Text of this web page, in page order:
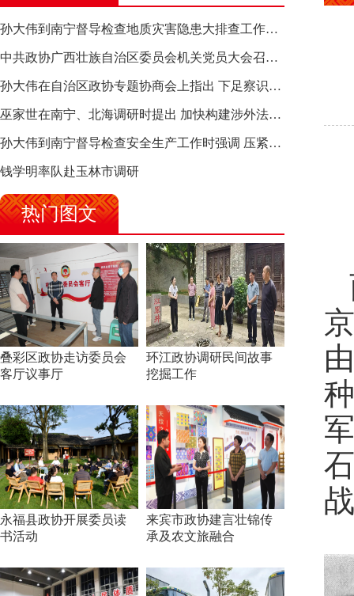
孙大伟到南宁督导检查地质灾害隐患大排查工作时强调 筑牢地质灾害安全防线 全力保障人民群众生命财产安全
中共政协广西壮族自治区委员会机关党员大会召开 选举产生新一届机关党委、机关纪委
孙大伟在自治区政协专题协商会上指出 下足察识谋督之功 恪尽服务大局之责 助推有色金属、关键金属产业高质量发展
巫家世在南宁、北海调研时提出 加快构建涉外法律供给集群 护航向海经济高质量发展
孙大伟到南宁督导检查安全生产工作时强调 压紧压实责任 狠抓隐患整治 坚决筑牢安全生产防线
钱学明率队赴玉林市调研
热门图文
叠彩区政协走访委员会
客厅议事厅
环江政协调研民间故事
挖掘工作
永福县政协开展委员读
书活动
来宾市政协建言壮锦传
承及农文旅融合